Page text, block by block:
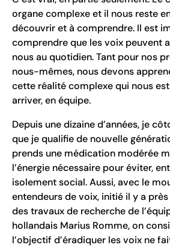
organe complexe et il nous reste
découvrir et à comprendre. Il est
comprendre que les voix peuvent
nous au quotidien. Tant pour nos
nous-mêmes, nous devons
cette réalité complexe qui nous
arriver, en équipe.
Depuis une dizaine d’années, je
que je qualifie de nouvelle
prends une médication modérée
l’énergie nécessaire pour éviter,
isolement social. Aussi, avec le
entendeurs de voix, initié il y a
des travaux de recherche de
hollandais Marius Romme, on
l’objectif d’éradiquer les voix ne